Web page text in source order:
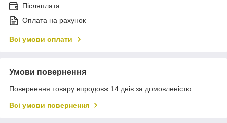
Післяплата
Оплата на рахунок
Всі умови оплати
Умови повернення
Повернення товару впродовж 14 днів за домовленістю
Всі умови повернення